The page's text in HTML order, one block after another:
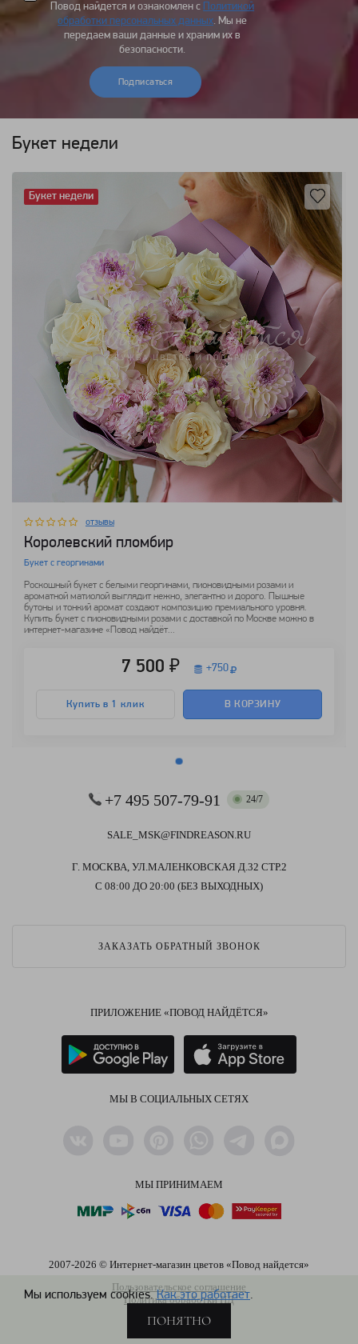
Мы используем cookies.Как это работает.
ПОНЯТНО
Повод найдется и ознакомлен с Политикой
обработки персональных данных. Мы не
передаем ваши данные и храним их в
безопасности.
Подписаться
Букет недели
отзывы
Королевский пломбир
Букет с георгинами
Роскошный букет с белыми георгинами, пионовидными розами и
ароматной матиолой выглядит нежно, элегантно и дорого. Пышные
бутоны и тонкий аромат создают композицию премиального уровня.
Купить букет с пионовидными розами с доставкой по Москве можно в
интернет-магазине «Повод найдёт...
7 500 ₽ +750
Купить в 1 клик В КОРЗИНУ
Букет недели
+7 495 507-79-91 24/7
SALE_MSK@FINDREASON.RU
Г. МОСКВА, УЛ.МАЛЕНКОВСКАЯ Д.32 СТР.2
С 08:00 ДО 20:00 (БЕЗ ВЫХОДНЫХ)
ЗАКАЗАТЬ ОБРАТНЫЙ ЗВОНОК
ПРИЛОЖЕНИЕ «ПОВОД НАЙДЁТСЯ»
МЫ В СОЦИАЛЬНЫХ СЕТЯХ
МЫ ПРИНИМАЕМ
2007-2026 © Интернет-магазин цветов «Повод найдется»
Пользовательское соглашение
Политика обработки ПД